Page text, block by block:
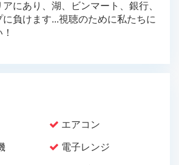
にあり、湖、ビンマート、銀行、
負けます...視聴のために私たちに
エアコン
電子レンジ